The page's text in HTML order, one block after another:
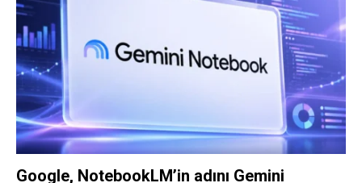
Google, NotebookLM’in adını Gemini